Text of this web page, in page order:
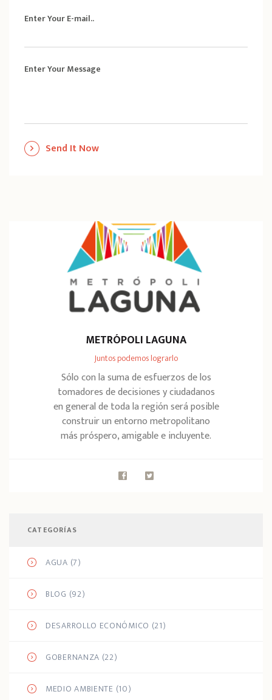
Enter Your E-mail..
Enter Your Message
Send It Now
METRÓPOLI LAGUNA
Juntos podemos lograrlo
Sólo con la suma de esfuerzos de los
tomadores de decisiones y ciudadanos
en general de toda la región será posible
construir un entorno metropolitano
más próspero, amigable e incluyente.
CATEGORÍAS
AGUA (7)
BLOG (92)
DESARROLLO ECONÓMICO (21)
GOBERNANZA (22)
MEDIO AMBIENTE (10)